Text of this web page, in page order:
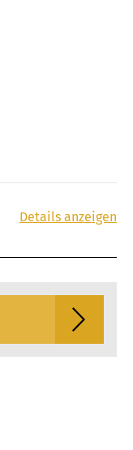
Details anzeigen